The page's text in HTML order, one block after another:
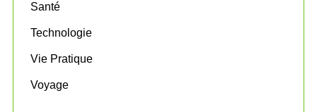
Santé
Technologie
Vie Pratique
Voyage